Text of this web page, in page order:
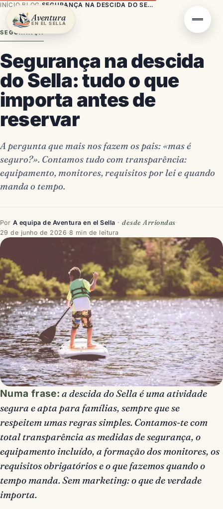
Aventura
EN EL SELLA
INÍCIO·BLOG· SEGURANÇA NA DESCIDA DO SELLA: TUDO O QUE IMPORTA ANTES DE RESERVAR
SEGURANÇA
Segurança na descida
do Sella: tudo o que
importa antes de
reservar
A pergunta que mais nos fazem os pais: «mas é
seguro?». Contamos tudo com transparência:
equipamento, monitores, requisitos por lei e quando
manda o tempo.
Por A equipa de Aventura en el Sella ·desde Arriondas·
29 de junho de 2026 ·8 min de leitura
Numa frase: a descida do Sella é uma atividade
segura e apta para famílias, sempre que se
respeitem umas regras simples. Contamos-te com
total transparência as medidas de segurança, o
equipamento incluído, a formação dos monitores, os
requisitos obrigatórios e o que fazemos quando o
tempo manda. Sem marketing: o que de verdade
importa.